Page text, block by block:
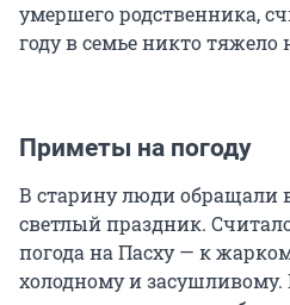
умершего родственника,
году в семье никто тяжело
Приметы на погоду
В старину люди обращали
светлый праздник.
погода на Пасху — к
холодному и засушливому.